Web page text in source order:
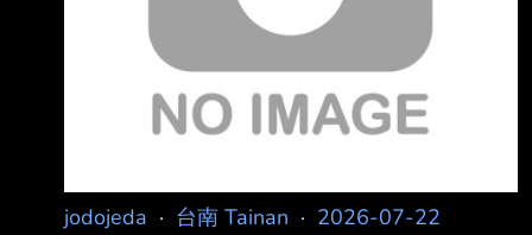
妻子在他們小時候也是酒駕開車自撞身亡，他單
親扶養的二個兒子均 過世。 這對小情侶前晚與
另一對年紀相仿
jodojeda · 台南 Tainan · 2026-07-22